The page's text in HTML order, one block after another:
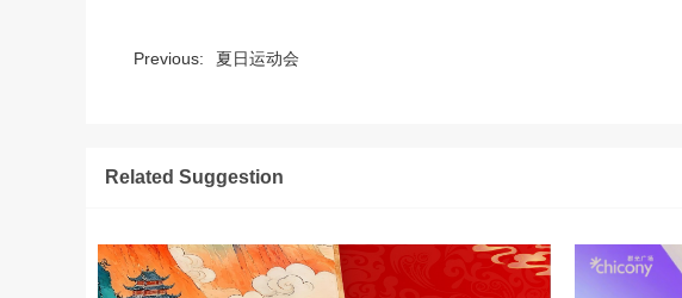
Previous: 夏日运动会
Related Suggestion